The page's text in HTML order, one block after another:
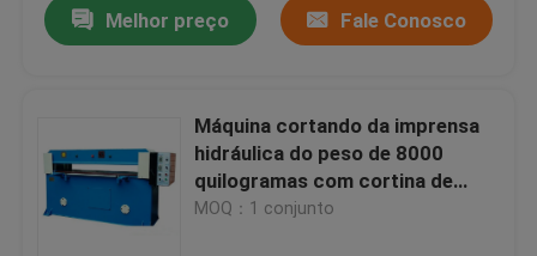
Melhor preço Fale Conosco
Máquina cortando da imprensa
hidráulica do peso de 8000
quilogramas com cortina de
segurança
MOQ：1 conjunto